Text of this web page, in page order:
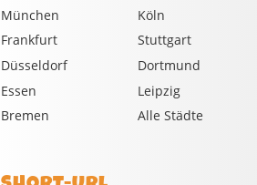
München
Köln
Frankfurt
Stuttgart
Düsseldorf
Dortmund
Essen
Leipzig
Bremen
Alle Städte